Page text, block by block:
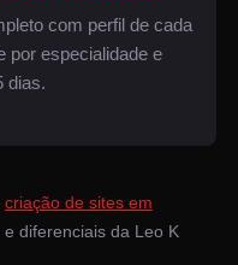
com perfil de cada
por especialidade e
dias.
criação de sites em
diferenciais da Leo K